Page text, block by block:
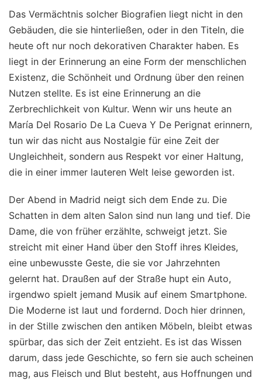
Das Vermächtnis solcher Biografien liegt nicht in den
Gebäuden, die sie hinterließen, oder in den Titeln, die
heute oft nur noch dekorativen Charakter haben. Es
liegt in der Erinnerung an eine Form der menschlichen
Existenz, die Schönheit und Ordnung über den reinen
Nutzen stellte. Es ist eine Erinnerung an die
Zerbrechlichkeit von Kultur. Wenn wir uns heute an
María Del Rosario De La Cueva Y De Perignat erinnern,
tun wir das nicht aus Nostalgie für eine Zeit der
Ungleichheit, sondern aus Respekt vor einer Haltung,
die in einer immer lauteren Welt leise geworden ist.
Der Abend in Madrid neigt sich dem Ende zu. Die
Schatten in dem alten Salon sind nun lang und tief. Die
Dame, die von früher erzählte, schweigt jetzt. Sie
streicht mit einer Hand über den Stoff ihres Kleides,
eine unbewusste Geste, die sie vor Jahrzehnten
gelernt hat. Draußen auf der Straße hupt ein Auto,
irgendwo spielt jemand Musik auf einem Smartphone.
Die Moderne ist laut und fordernd. Doch hier drinnen,
in der Stille zwischen den antiken Möbeln, bleibt etwas
spürbar, das sich der Zeit entzieht. Es ist das Wissen
darum, dass jede Geschichte, so fern sie auch scheinen
mag, aus Fleisch und Blut besteht, aus Hoffnungen und